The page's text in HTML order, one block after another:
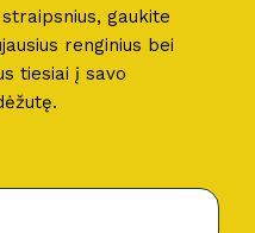
gaukite
renginius bei
tiesiai į savo